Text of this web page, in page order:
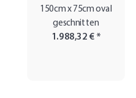
150cm x 75cm oval
geschnitten
1.988,32 € *